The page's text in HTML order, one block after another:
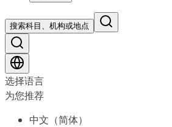
搜索科目、机构或地点
选择语言
为您推荐
中文（简体）